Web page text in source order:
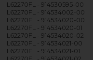
L62270FL - 914530595-00
L62270FL - 914534002-00
L62270FL - 914534020-00
L62270FL - 914534020-01
L62270FL - 914534020-02
L62270FL - 914534021-00
L62270FL - 914534021-01